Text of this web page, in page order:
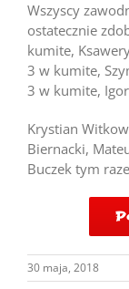
Wszyscy
ostatecznie
kumite,
3 w kumite,
3 w kumite,
Krystian
Biernacki,
Buczek tym
30 maja, 2018